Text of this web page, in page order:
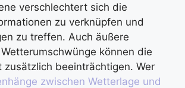
verschlechtert sich die
zu verknüpfen und
zu treffen. Auch äußere
können die
zusätzlich beeinträchtigen. Wer
zwischen Wetterlage und